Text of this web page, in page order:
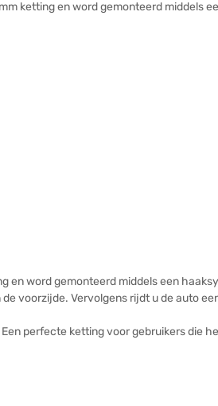
ketting en word gemonteerd middels
en word gemonteerd middels een
voorzijde. Vervolgens rijdt u de auto
perfecte ketting voor gebruikers die